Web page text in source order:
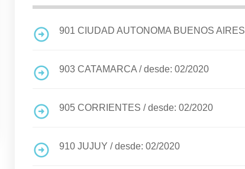
901 CIUDAD AUTONOMA BUENOS AIRES
903 CATAMARCA /desde: 02/2020
905 CORRIENTES /desde: 02/2020
910 JUJUY /desde: 02/2020